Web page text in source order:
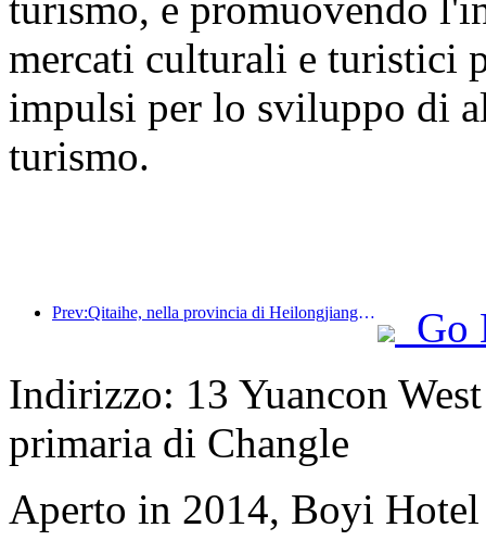
mercati culturali e turistici
impulsi per lo sviluppo di
turismo.
Prev:Qitaihe, nella provincia di Heilongjiang, ha emanato il primo regolamento nazionale sul settore del ghiaccio e della neve, incoraggiando l'integrazione dell'intelligenza artificiale negli sport su ghiaccio e neve.
Go
Indirizzo: 13 Yuancon
primaria di Changle
Aperto in 2014, Boyi Hotel